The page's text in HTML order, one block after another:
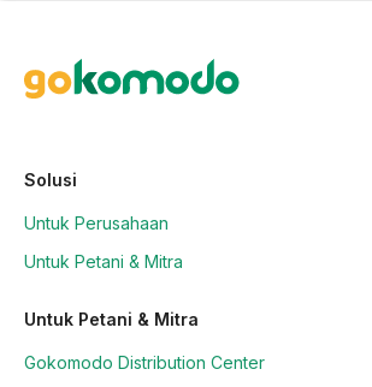
Solusi
Untuk Perusahaan
Untuk Petani & Mitra
Untuk Petani & Mitra
Gokomodo Distribution Center